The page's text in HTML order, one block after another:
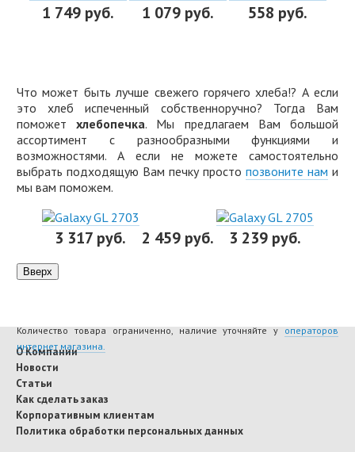
1 749 руб. 1 079 руб. 558 руб.
Что может быть лучше свежего горячего хлеба!? А если
это хлеб испеченный собственноручно? Тогда Вам
поможетхлебопечка. Мы предлагаем Вам большой
ассортимент с разнообразными функциями и
возможностями. А если не можете самостоятельно
выбрать подходящую Вам печку просто позвоните нам и
мы вам поможем.
3 317 руб. 2 459 руб. 3 239 руб.
Количество товара ограниченно, наличие уточняйте уоператоров
интернет магазина.
О Компании
Новости
Статьи
Как сделать заказ
Корпоративным клиентам
Политика обработки персональных данных